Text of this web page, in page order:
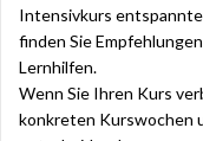
Intensivkurs
finden Sie
Lernhilfen.
Wenn Sie Ihren Kurs
konkreten Kurswochen